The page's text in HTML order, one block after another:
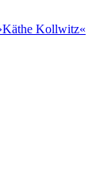
Kollwitz«